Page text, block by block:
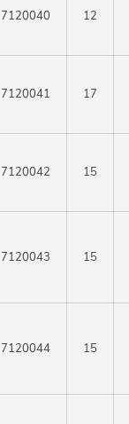
7120040 12
7120041 17
7120042 15
7120043 15
7120044 15